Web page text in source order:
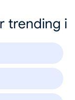
trending i